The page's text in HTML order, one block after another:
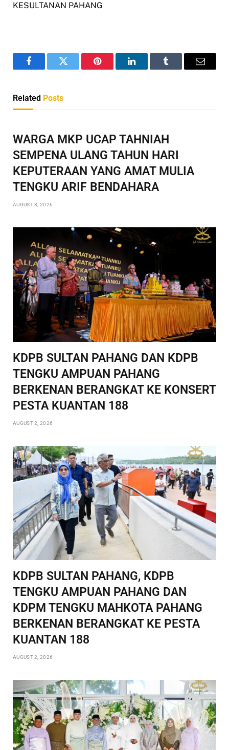
KESULTANAN PAHANG
FacebookTwitter Pinterest LinkedInTumblr Email
Related Posts
WARGA MKP UCAP TAHNIAH
SEMPENA ULANG TAHUN HARI
KEPUTERAAN YANG AMAT MULIA
TENGKU ARIF BENDAHARA
AUGUST 3, 2026
KDPB SULTAN PAHANG DAN KDPB
TENGKU AMPUAN PAHANG
BERKENAN BERANGKAT KE KONSERT
PESTA KUANTAN 188
AUGUST 2, 2026
KDPB SULTAN PAHANG, KDPB
TENGKU AMPUAN PAHANG DAN
KDPM TENGKU MAHKOTA PAHANG
BERKENAN BERANGKAT KE PESTA
KUANTAN 188
AUGUST 2, 2026